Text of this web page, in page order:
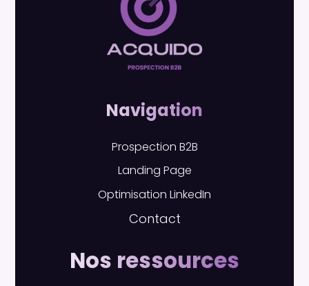
Navigation
Prospection B2B
Landing Page
Optimisation LinkedIn
Contact
Nos ressources